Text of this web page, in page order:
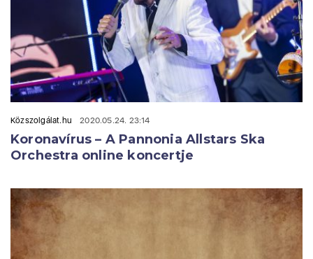
Közszolgálat.hu 2020.05.24. 23:14
Koronavírus – A Pannonia Allstars Ska
Orchestra online koncertje